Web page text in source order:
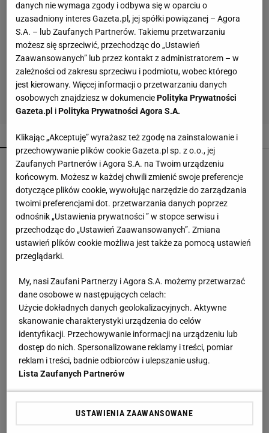
POPULARNE NAJNOWSZE
Malinowe baleriny to nowy trend na jesień 2026.
CCC ma je w niskiej cenie
Soda oczyszczona to dopiero początek. Dodaj
jeszcze dwa produkty
czółenka to kwintesencja luksusu i
ponadczasowego stylu
Lniane spodnie z Lidla nawet jesienią będą
hitem. Kosztują 44,99 zł
To cięcie podbija salony w Londynie - smooth
bob to hit na jesień
danych nie wymaga zgody i odbywa się w oparciu o
uzasadniony interes Gazeta.pl, jej spółki powiązanej – Agora
S.A. – lub Zaufanych Partnerów. Takiemu przetwarzaniu
możesz się sprzeciwić, przechodząc do „Ustawień
Zaawansowanych” lub przez kontakt z administratorem – w
zależności od zakresu sprzeciwu i podmiotu, wobec którego
jest kierowany. Więcej informacji o przetwarzaniu danych
osobowych znajdziesz w dokumenciePolityka Prywatności
Gazeta.pl iPolityka Prywatności Agora S.A.
Klikając „Akceptuję” wyrażasz też zgodę na zainstalowanie i
przechowywanie plików cookie Gazeta.pl sp. z o.o., jej
Zaufanych Partnerów i Agora S.A. na Twoim urządzeniu
końcowym. Możesz w każdej chwili zmienić swoje preferencje
dotyczące plików cookie, wywołując narzędzie do zarządzania
twoimi preferencjami dot. przetwarzania danych poprzez
odnośnik „Ustawienia prywatności ” w stopce serwisu i
przechodząc do „Ustawień Zaawansowanych”. Zmiana
ustawień plików cookie możliwa jest także za pomocą ustawień
przeglądarki.
My, nasi Zaufani Partnerzy i Agora S.A. możemy przetwarzać
dane osobowe w następujących celach:
Użycie dokładnych danych geolokalizacyjnych. Aktywne
skanowanie charakterystyki urządzenia do celów
identyfikacji. Przechowywanie informacji na urządzeniu lub
dostęp do nich. Spersonalizowane reklamy i treści, pomiar
reklam i treści, badnie odbiorców i ulepszanie usług.
Lista Zaufanych Partnerów
USTAWIENIA ZAAWANSOWANE